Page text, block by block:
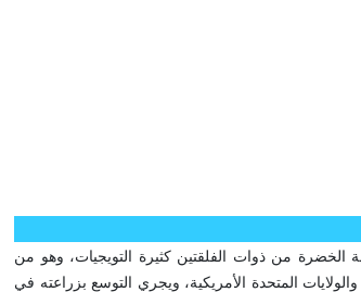
دائمة الخضرة من ذوات الفلقتين كثيرة التويجيات، وهو من
المتحدة الأمريكية، ويجري التوسع بزراعته في